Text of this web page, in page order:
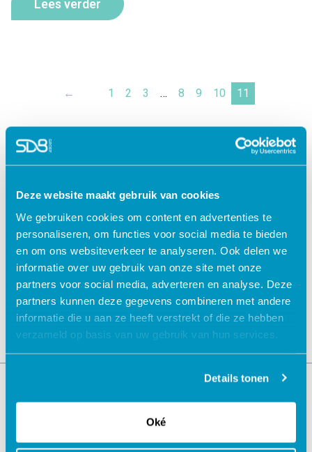
Deze website maakt gebruik van cookies
We gebruiken cookies om content en advertenties te
personaliseren, om functies voor social media te bieden
en om ons websiteverkeer te analyseren. Ook delen we
informatie over uw gebruik van onze site met onze
partners voor social media, adverteren en analyse. Deze
partners kunnen deze gegevens combineren met andere
informatie die u aan ze heeft verstrekt of die ze hebben
verzameld op basis van uw gebruik van hun services.
Details tonen
Oké
Lees verder
← 1 2 3 … 8 9 10 11
Jouw data veilig in de cloud